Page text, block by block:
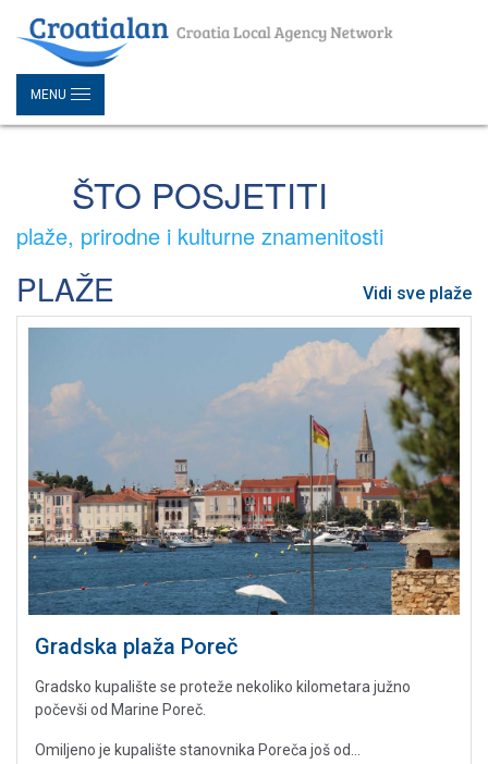
MENU
ŠTO POSJETITI
plaže, prirodne i kulturne znamenitosti
PLAŽE Vidi sve plaže
Gradska plaža Poreč
Gradsko kupalište se proteže nekoliko kilometara južno
počevši od Marine Poreč.
Omiljeno je kupalište stanovnika Poreča još od...